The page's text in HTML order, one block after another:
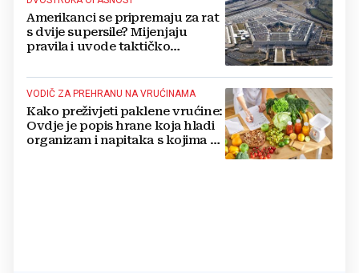
Amerikanci se pripremaju za rat
s dvije supersile? Mijenjaju
pravila i uvode taktičko
VODIČ ZA PREHRANU NA VRUĆINAMA
Kako preživjeti paklene vrućine:
Ovdje je popis hrane koja hladi
organizam i napitaka s kojima si